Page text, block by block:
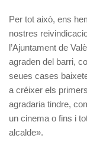
Per tot això, ens
nostres
l’Ajuntament de
agraden del barri,
seues cases
a créixer els
agradaria tindre,
un cinema o fins i
alcalde».